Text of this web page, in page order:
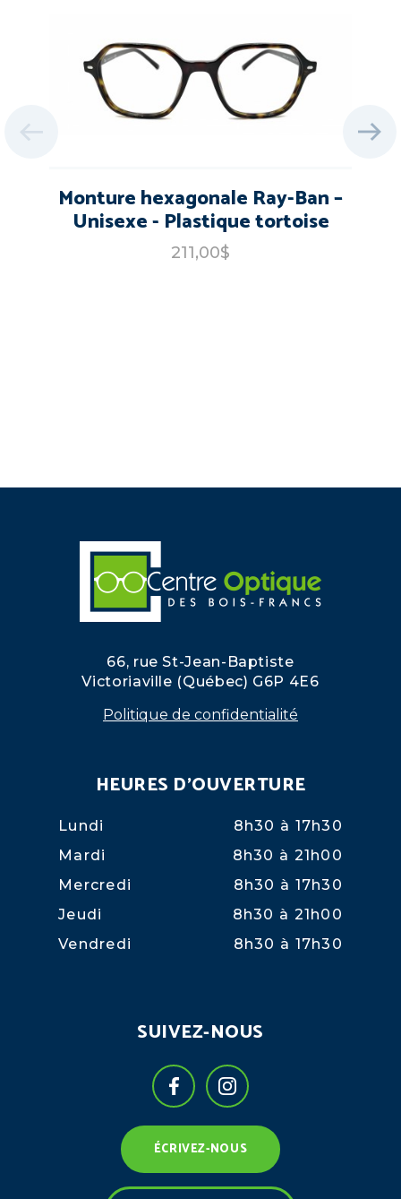
Monture hexagonale Ray-Ban –
Unisexe - Plastique tortoise
211,00$
66, rue St-Jean-Baptiste
Victoriaville (Québec) G6P 4E6
Politique de confidentialité
HEURES D'OUVERTURE
Lundi
8h30 à 17h30
Mardi
8h30 à 21h00
Mercredi
8h30 à 17h30
Jeudi
8h30 à 21h00
Vendredi
8h30 à 17h30
SUIVEZ-NOUS
ÉCRIVEZ-NOUS